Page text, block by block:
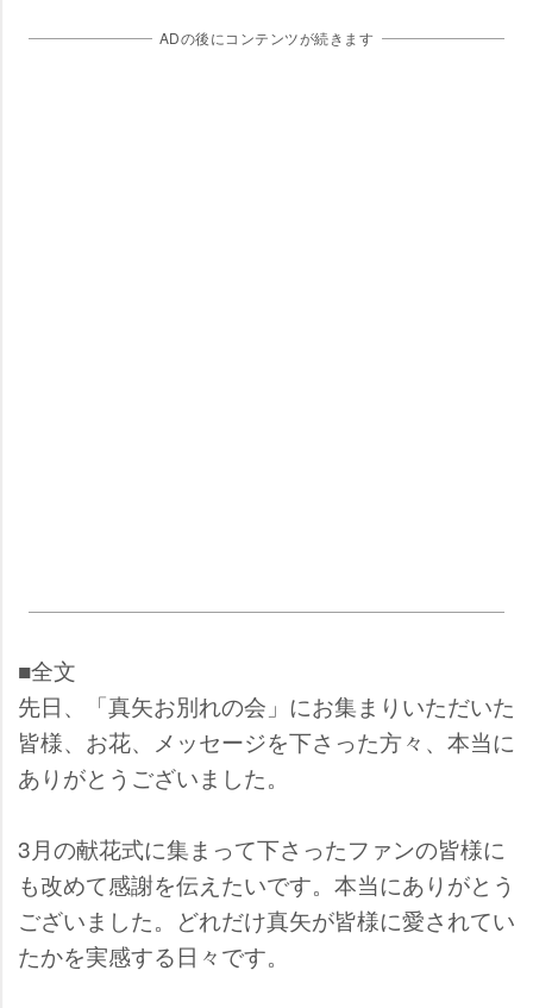
ADの後にコンテンツが続きます
■全文
先日、「真矢お別れの会」にお集まりいただいた
皆様、お花、メッセージを下さった方々、本当に
ありがとうございました。
3月の献花式に集まって下さったファンの皆様に
も改めて感謝を伝えたいです。本当にありがとう
ございました。どれだけ真矢が皆様に愛されてい
たかを実感する日々です。